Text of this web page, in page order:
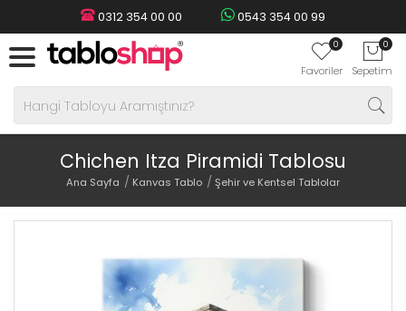
0312 354 00 00 0543 354 00 99
0
Favoriler
0
Sepetim
Chichen Itza Piramidi Tablosu
Ana Sayfa Kanvas Tablo Şehir ve Kentsel Tablolar